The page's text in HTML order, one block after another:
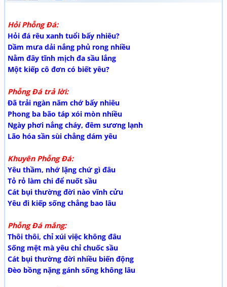
Hỏi Phỗng Đá:
Hỏi đá rêu xanh tuổi bấy nhiêu?
Dầm mưa dải nắng phủ rong nhiều
Nằm đây tĩnh mịch đa sầu lắng
Một kiếp cô đơn có biết yêu?
Phỗng Đá trả lời:
Đã trải ngàn năm chớ bấy nhiêu
Phong ba bão táp xói mòn nhiều
Ngày phơi nắng cháy, đêm sương lạnh
Lão hóa sần sùi chẳng dám yêu
Khuyên Phỗng Đá:
Yêu thầm, nhớ lặng chứ gì đâu
Tỏ rỏ làm chi để nuốt sầu
Cát bụi thường đời nào vĩnh cửu
Yêu đi kiếp sống chẳng bao lâu
Phỗng Đá mắng:
Thôi thôi, chỉ xúi việc không đâu
Sống mệt mà yêu chỉ chuốc sầu
Cát bụi thường đời nhiều biến động
Đèo bồng nặng gánh sống không lâu